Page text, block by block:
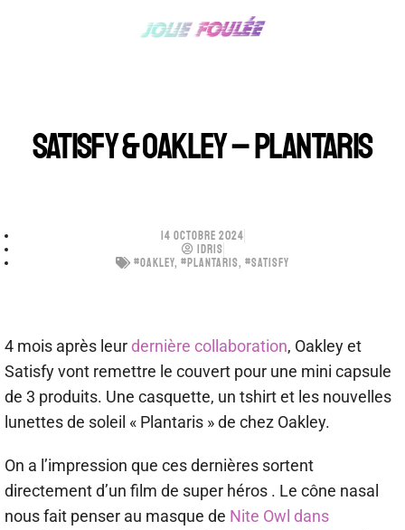
SATISFY & OAKLEY – PLANTARIS
14 OCTOBRE 2024
IDRIS
#OAKLEY, #PLANTARIS, #SATISFY
4 mois après leur dernière collaboration, Oakley et
Satisfy vont remettre le couvert pour une mini capsule
de 3 produits. Une casquette, un tshirt et les nouvelles
lunettes de soleil « Plantaris » de chez Oakley.
On a l’impression que ces dernières sortent
directement d’un film de super héros . Le cône nasal
nous fait penser au masque de Nite Owl dans